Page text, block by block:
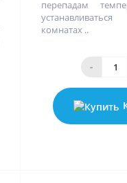
перепадам
комнатах ..
-